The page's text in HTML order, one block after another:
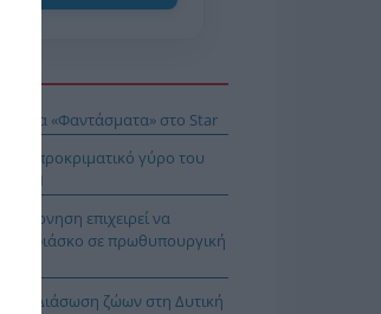
για τα «Φαντάσματα» στο Star
3ο προκριματικό γύρο του
επιχειρεί να
φιάσκο σε πρωθυπουργική
Διάσωση ζώων στη Δυτική